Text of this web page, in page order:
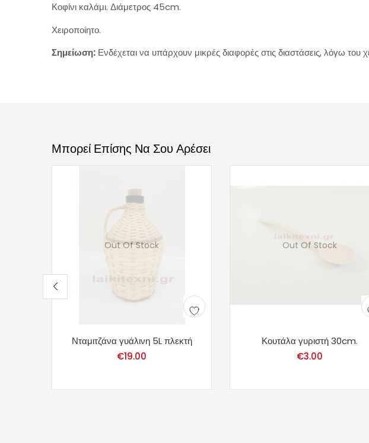
Κοφίνι καλάμι. Διάμετρος 45cm.
Χειροποίητο.
Σημείωση: Ενδέχεται να υπάρχουν μικρές διαφορές στις διαστάσεις, λόγω του
Μπορεί Επίσης Να Σου Αρέσει
Out Of Stock
Νταμιτζάνα γυάλινη 5L πλεκτή
€19.00
Out Of Stock
Κουτάλα γυριστή 30cm.
€3.00